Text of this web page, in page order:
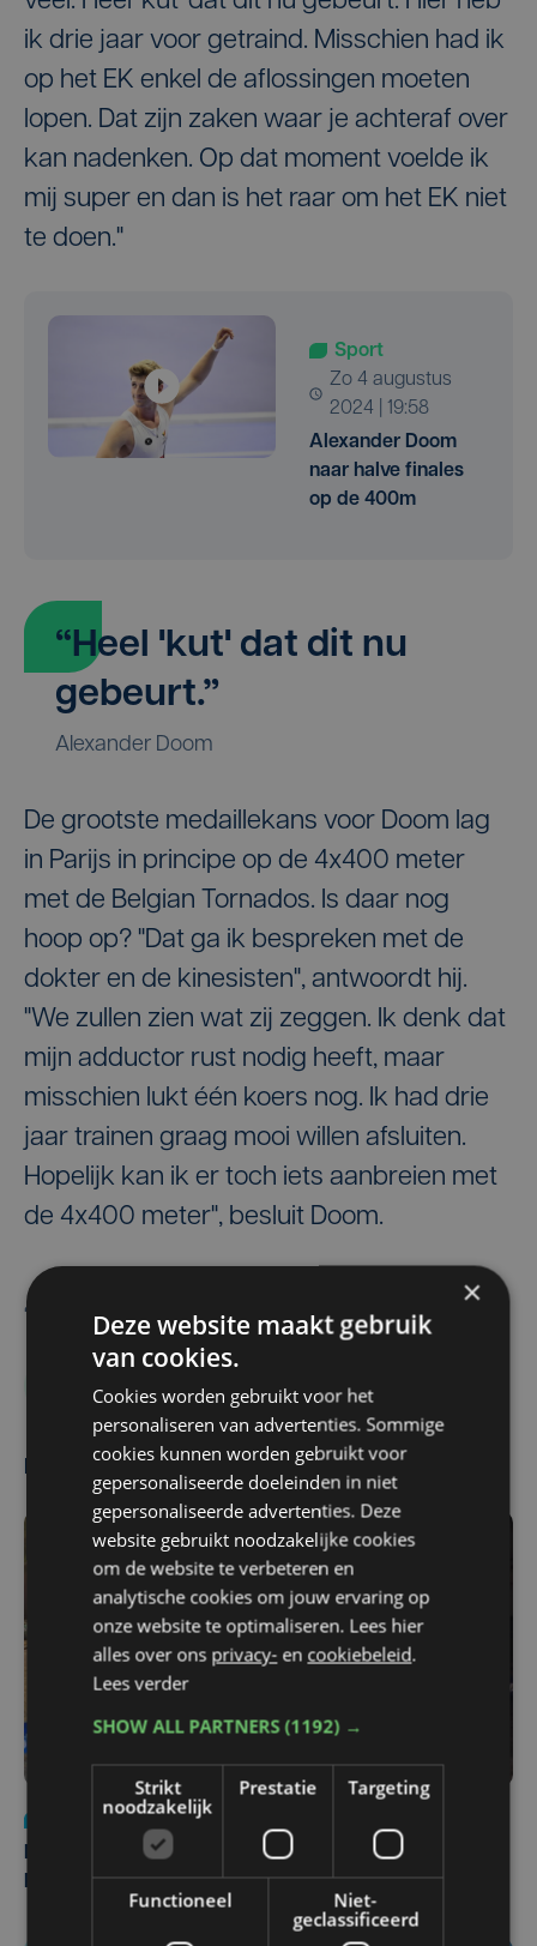
ik drie jaar voor getraind. Misschien had ik
op het EK enkel de aflossingen moeten
lopen. Dat zijn zaken waar je achteraf over
kan nadenken. Op dat moment voelde ik
mij super en dan is het raar om het EK niet
te doen."
Sport
zo 4 augustus
2024 | 19:58
Alexander Doom
naar halve finales
op de 400m
“Heel 'kut' dat dit nu
gebeurt.”
Alexander Doom
De grootste medaillekans voor Doom lag
in Parijs in principe op de 4x400 meter
met de Belgian Tornados. Is daar nog
hoop op? "Dat ga ik bespreken met de
dokter en de kinesisten", antwoordt hij.
"We zullen zien wat zij zeggen. Ik denk dat
mijn adductor rust nodig heeft, maar
misschien lukt één koers nog. Ik had drie
jaar trainen graag mooi willen afsluiten.
Hopelijk kan ik er toch iets aanbreien met
de 4x400 meter", besluit Doom.
Alexander Doom Olympische Spelen 2024
Meest gelezen
Nieuws
di 4 augustus | 09:32
Man en vrouw dood aangetroffen in woning in Sint-
Pieters Brugge
×
Deze website maakt gebruik
van cookies.
Cookies worden gebruikt voor het
personaliseren van advertenties. Sommige
cookies kunnen worden gebruikt voor
gepersonaliseerde doeleinden in niet
gepersonaliseerde advertenties. Deze
website gebruikt noodzakelijke cookies
om de website te verbeteren en
analytische cookies om jouw ervaring op
onze website te optimaliseren. Lees hier
alles over ons privacy- en cookiebeleid.
Lees verder
SHOW ALL PARTNERS(1192) →
Strikt
noodzakelijk
Prestatie Targeting
Functioneel
Niet-
geclassificeerd